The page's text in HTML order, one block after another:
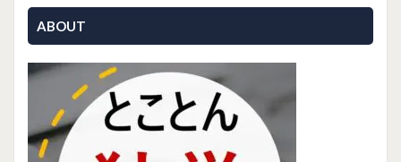
ABOUT